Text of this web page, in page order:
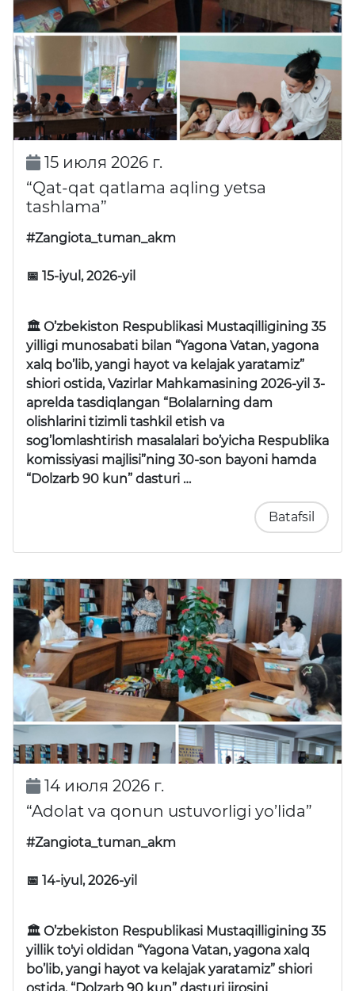
15 июля 2026 г.
“Qat-qat qatlama aqling yetsa
tashlama”
#Zangiota_tuman_akm
📅 15-iyul, 2026-yil
🏛 O’zbekiston Respublikasi Mustaqilligining 35
yilligi munosabati bilan “Yagona Vatan, yagona
xalq bo’lib, yangi hayot va kelajak yaratamiz”
shiori ostida, Vazirlar Mahkamasining 2026-yil 3-
aprelda tasdiqlangan “Bolalarning dam
olishlarini tizimli tashkil etish va
sog’lomlashtirish masalalari bo’yicha Respublika
komissiyasi majlisi”ning 30-son bayoni hamda
“Dolzarb 90 kun” dasturi …
Batafsil
14 июля 2026 г.
“Adolat va qonun ustuvorligi yo’lida”
#Zangiota_tuman_akm
📅 14-iyul, 2026-yil
🏛 O’zbekiston Respublikasi Mustaqilligining 35
yillik to'yi oldidan “Yagona Vatan, yagona xalq
bo’lib, yangi hayot va kelajak yaratamiz” shiori